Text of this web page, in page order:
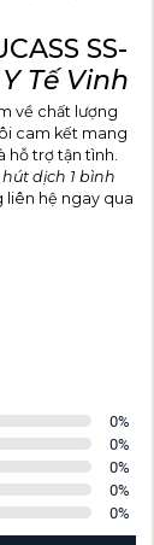
SS-
Tế Vinh
về chất lượng
cam kết mang
hỗ trợ tận tình.
dịch 1 bình
liên hệ ngay qua
0%
0%
0%
0%
0%